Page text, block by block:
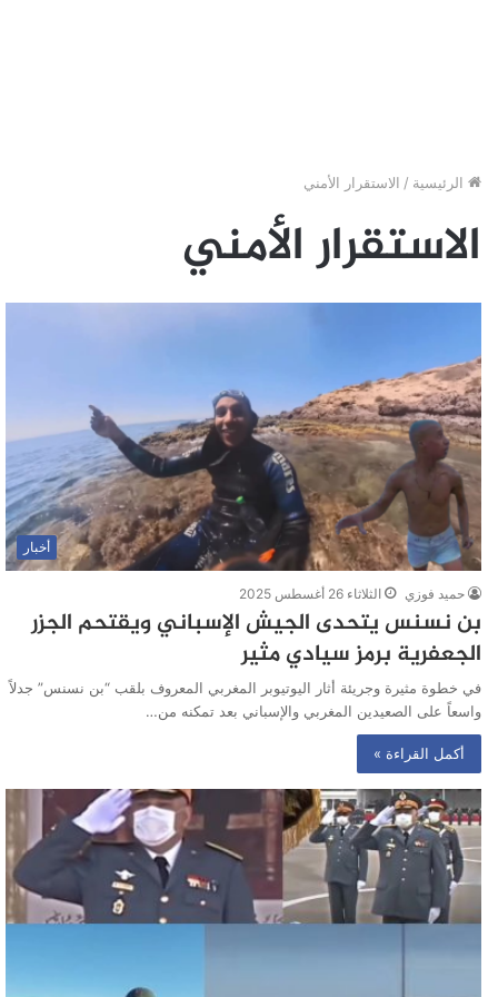
الرئيسية / الاستقرار الأمني
الاستقرار الأمني
أخبار
حميد فوزي الثلاثاء 26 أغسطس 2025
بن نسنس يتحدى الجيش الإسباني ويقتحم الجزر
الجعفرية برمز سيادي مثير
في خطوة مثيرة وجريئة أثار اليوتيوبر المغربي المعروف بلقب “بن نسنس” جدلاً
واسعاً على الصعيدين المغربي والإسباني بعد تمكنه من…
أكمل القراءة »